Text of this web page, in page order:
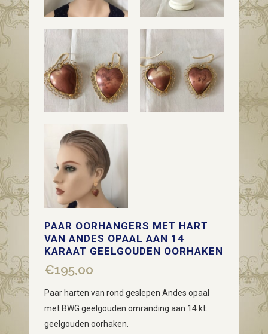
PAAR OORHANGERS MET HART
VAN ANDES OPAAL AAN 14
KARAAT GEELGOUDEN OORHAKEN
€195,00
Paar harten van rond geslepen Andes opaal
met BWG geelgouden omranding aan 14 kt.
geelgouden oorhaken.